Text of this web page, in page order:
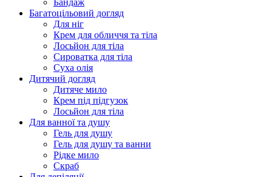
Бандаж
Багатоцільовий догляд
Для ніг
Крем для обличчя та тіла
Лосьйон для тіла
Сироватка для тіла
Суха олія
Дитячий догляд
Дитяче мило
Крем під підгузок
Лосьйон для тіла
Для ванної та душу
Гель для душу
Гель для душу та ванни
Рідке мило
Скраб